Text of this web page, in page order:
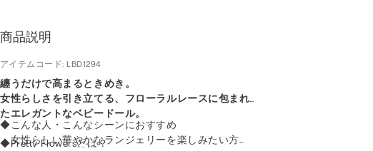
商品説明
アイテムコード: LBD1294
纏うだけで高まるときめき。
女性らしさを引き立てる、フローラルレースに包まれ
たエレガントなベビードール。
◆Pretty Flowersとは？
◆こんな人・こんなシーンにおすすめ
・女性らしい華やかなランジェリーを楽しみたい方